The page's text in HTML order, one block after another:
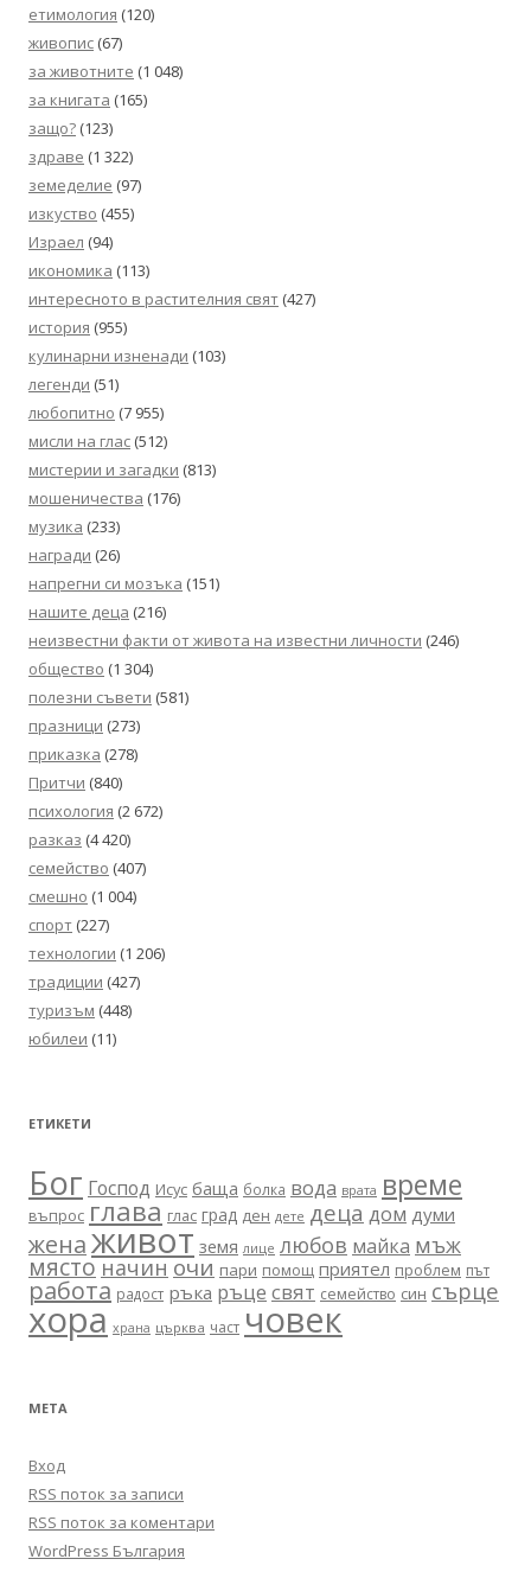
етимология (120)
живопис (67)
за животните (1 048)
за книгата (165)
защо? (123)
здраве (1 322)
земеделие (97)
изкуство (455)
Израел (94)
икономика (113)
интересното в растителния свят (427)
история (955)
кулинарни изненади (103)
легенди (51)
любопитно (7 955)
мисли на глас (512)
мистерии и загадки (813)
мошеничества (176)
музика (233)
награди (26)
напрегни си мозъка (151)
нашите деца (216)
неизвестни факти от живота на известни личности (246)
общество (1 304)
полезни съвети (581)
празници (273)
приказка (278)
Притчи (840)
психология (2 672)
разказ (4 420)
семейство (407)
смешно (1 004)
спорт (227)
технологии (1 206)
традиции (427)
туризъм (448)
юбилеи (11)
ЕТИКЕТИ
Бог Господ Исус баща болка вода врата време
въпрос глава глас град ден дете деца дом думи
женаживот земя лице любов майка мъж
мястоначиночи пари помощ приятел проблем път
работа радост ръка ръце свят семейство син сърце
хора храна църква част човек
МЕТА
Вход
RSS поток за записи
RSS поток за коментари
WordPress България